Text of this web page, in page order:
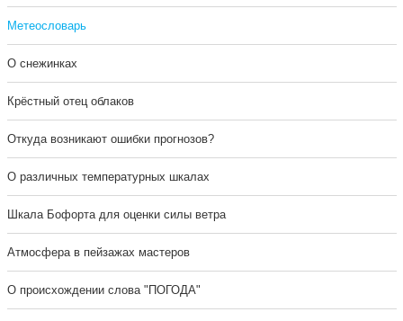
Метеословарь
О снежинках
Крёстный отец облаков
Откуда возникают ошибки прогнозов?
О различных температурных шкалах
Шкала Бофорта для оценки силы ветра
Атмосфера в пейзажах мастеров
О происхождении слова "ПОГОДА"